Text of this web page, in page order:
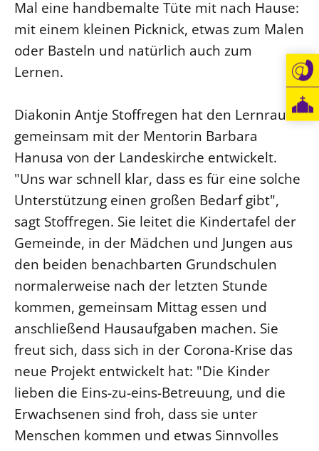
Mal eine handbemalte Tüte mit nach Hause:
mit einem kleinen Picknick, etwas zum Malen
oder Basteln und natürlich auch zum
Lernen.
Diakonin Antje Stoffregen hat den Lernraum
gemeinsam mit der Mentorin Barbara
Hanusa von der Landeskirche entwickelt.
"Uns war schnell klar, dass es für eine solche
Unterstützung einen großen Bedarf gibt",
sagt Stoffregen. Sie leitet die Kindertafel der
Gemeinde, in der Mädchen und Jungen aus
den beiden benachbarten Grundschulen
normalerweise nach der letzten Stunde
kommen, gemeinsam Mittag essen und
anschließend Hausaufgaben machen. Sie
freut sich, dass sich in der Corona-Krise das
neue Projekt entwickelt hat: "Die Kinder
lieben die Eins-zu-eins-Betreuung, und die
Erwachsenen sind froh, dass sie unter
Menschen kommen und etwas Sinnvolles